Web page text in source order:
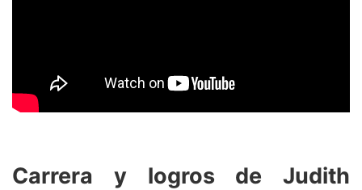
Carrera y logros de Judith